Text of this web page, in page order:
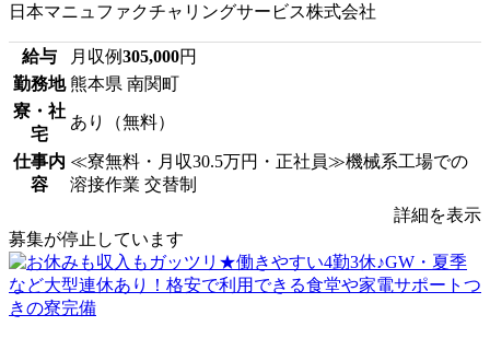
日本マニュファクチャリングサービス株式会社
給与 月収例305,000円
勤務地 熊本県 南関町
寮・社
宅
あり（無料）
仕事内
容
≪寮無料・月収30.5万円・正社員≫機械系工場での
溶接作業 交替制
詳細を表示
募集が停止しています